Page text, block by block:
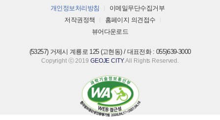
개인정보처리방침
이메일무단수집거부
저작권정책
홈페이지 의견접수
뷰어다운로드
(53257) 거제시 계룡로 125 (고현동) / 대표전화 : 055)639-3000
Copyright ⓒ 2019 GEOJE CITY. All Rights Reserved.